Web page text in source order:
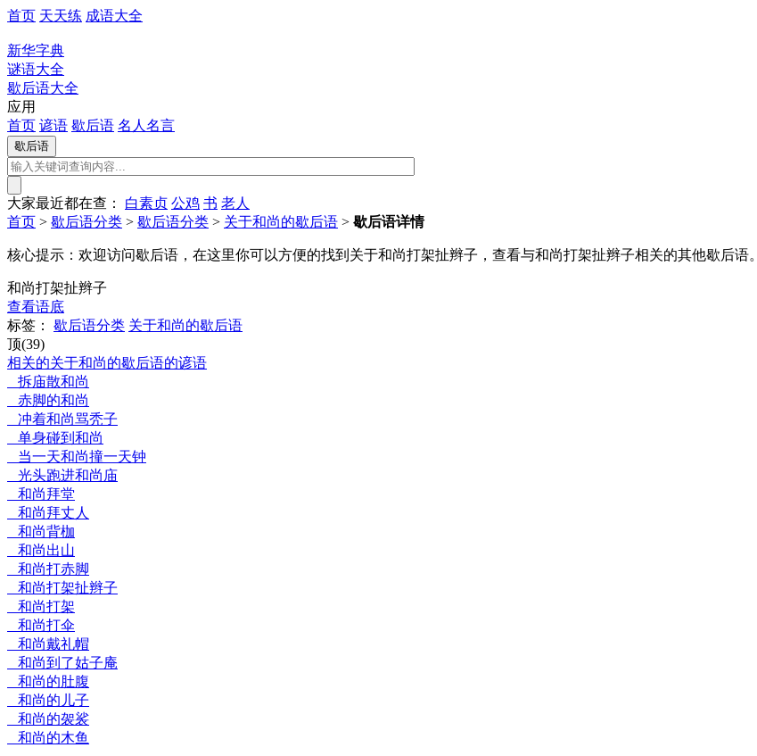
首页 天天练 成语大全
新华字典
谜语大全
歇后语大全
应用
首页 谚语 歇后语 名人名言
大家最近都在查： 白素贞 公鸡 书 老人
首页 > 歇后语分类 > 歇后语分类 > 关于和尚的歇后语 > 歇后语详情
核心提示： 欢迎访问歇后语，在这里你可以方便的找到关于和尚打架扯辫子，查看与和尚打架扯辫子相关的其他歇后语。
和尚打架扯辫子
查看语底
标签：
歇后语分类 关于和尚的歇后语
顶(39)
相关的关于和尚的歇后语的谚语
拆庙散和尚
赤脚的和尚
冲着和尚骂秃子
单身碰到和尚
当一天和尚撞一天钟
光头跑进和尚庙
和尚拜堂
和尚拜丈人
和尚背枷
和尚出山
和尚打赤脚
和尚打架扯辫子
和尚打架
和尚打伞
和尚戴礼帽
和尚到了姑子庵
和尚的肚腹
和尚的儿子
和尚的袈裟
和尚的木鱼